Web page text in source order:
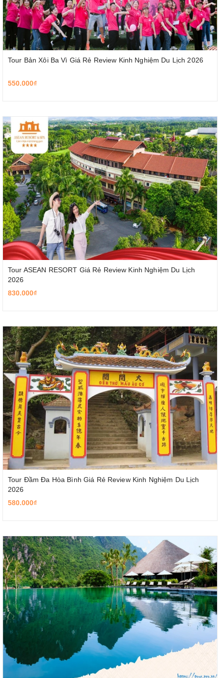
Tour Bản Xôi Ba Vì Giá Rẻ Review Kinh Nghiệm Du Lịch 2026
550.000₫
Tour ASEAN RESORT Giá Rẻ Review Kinh Nghiệm Du Lịch
2026
830.000₫
Tour Đầm Đa Hòa Bình Giá Rẻ Review Kinh Nghiệm Du Lịch
2026
580.000₫